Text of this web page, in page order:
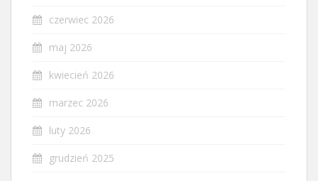
czerwiec 2026
maj 2026
kwiecień 2026
marzec 2026
luty 2026
grudzień 2025